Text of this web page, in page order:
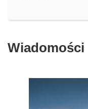
Wiadomości